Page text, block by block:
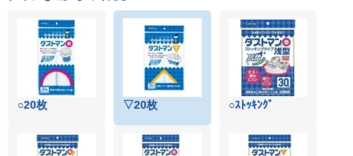
○20枚 ▽20枚 ○ｽﾄｯｷﾝｸﾞ